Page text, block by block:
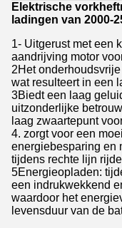
Elektrische
ladingen van 2000-
1- Uitgerust met een
aandrijving motor
2Het
wat resulteert in een
3Biedt een laag
uitzonderlijke
laag zwaartepunt
4. zorgt voor een
energiebesparing en
tijdens rechte lijn
5Energieopladen:
een indrukwekkend
waardoor het
levensduur van de